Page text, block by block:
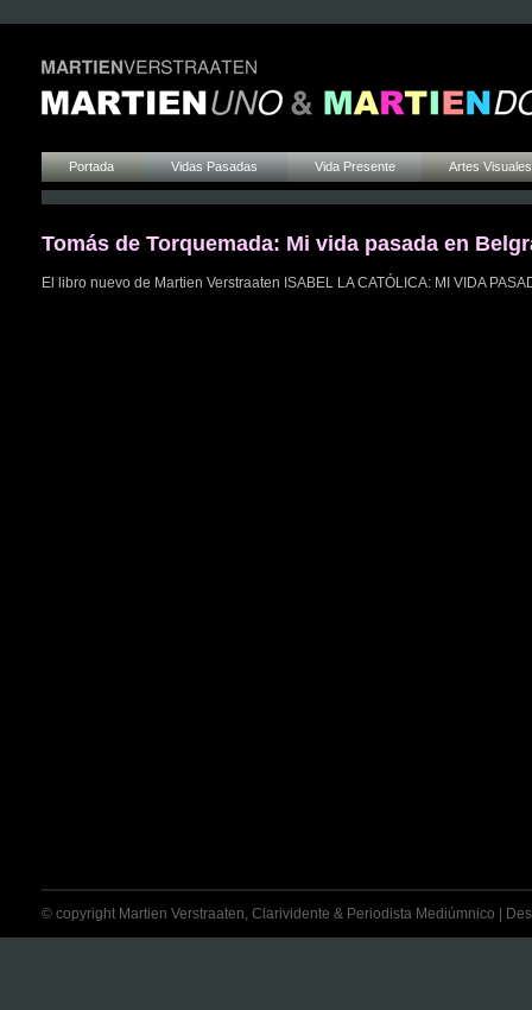
Portada Vidas Pasadas Vida Presente Artes Visuales
Tomás de Torquemada: Mi vida pasada en
El libro nuevo de Martien Verstraaten ISABEL LA CATÓLICA: MI VIDA
© copyright Martien Verstraaten, Clarividente & Periodista Mediúmnico |